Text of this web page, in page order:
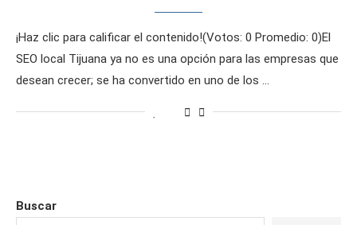
¡Haz clic para calificar el contenido!(Votos: 0 Promedio: 0)El
SEO local Tijuana ya no es una opción para las empresas que
desean crecer; se ha convertido en uno de los …
Buscar